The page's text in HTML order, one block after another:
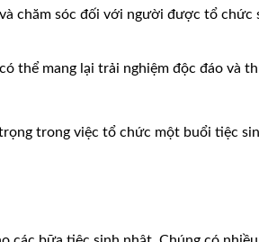
chăm sóc đối với người được tổ chức
thể mang lại trải nghiệm độc đáo và
trong việc tổ chức một buổi tiệc